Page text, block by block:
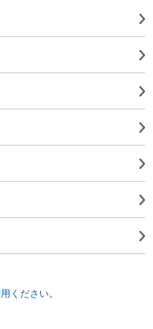
ください。